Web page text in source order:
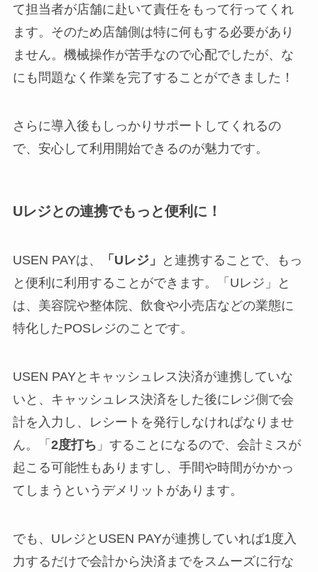
て担当者が店舗に赴いて責任をもって行ってくれ
ます。そのため店舗側は特に何もする必要があり
ません。機械操作が苦手なので心配でしたが、な
にも問題なく作業を完了することができました！
さらに導入後もしっかりサポートしてくれるの
で、安心して利用開始できるのが魅力です。
Uレジとの連携でもっと便利に！
USEN PAYは、 「Uレジ」
と連携することで、もっ
と便利に利用することができます。「Uレジ」と
は、美容院や整体院、飲食や小売店などの業態に
特化したPOSレジのことです。
USEN PAYとキャッシュレス決済が連携していな
いと、キャッシュレス決済をした後にレジ側で会
計を入力し、レシートを発行しなければなりませ
ん。「 2度打ち 」することになるので、会計ミスが
起こる可能性もありますし、手間や時間がかかっ
てしまうというデメリットがあります。
でも、UレジとUSEN PAYが連携していれば1度入
力するだけで会計から決済までをスムーズに行な